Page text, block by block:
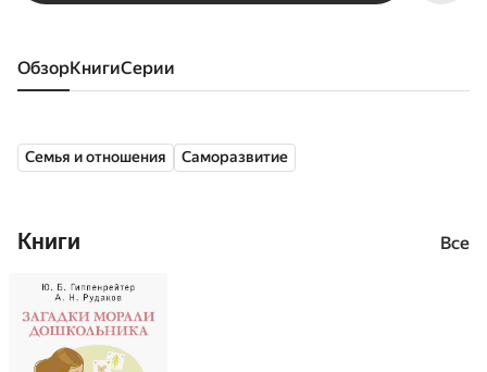
Обзор книги серии
Семья и отношения Саморазвитие
Книги Все